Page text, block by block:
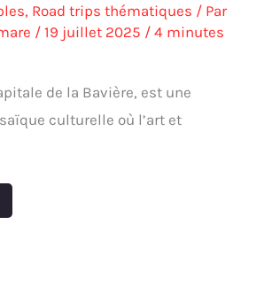
, Road trips thématiques / Par
/19 juillet 2025 /4 minutes
de la Bavière, est une
culturelle où l’art et